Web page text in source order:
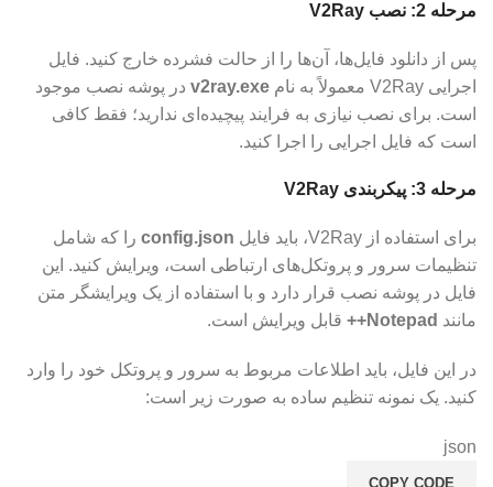
مرحله 2: نصب V2Ray
پس از دانلود فایل‌ها، آن‌ها را از حالت فشرده خارج کنید. فایل
اجرایی V2Ray معمولاً به نام
v2ray.exe در پوشه نصب موجود
است. برای نصب نیازی به فرایند پیچیده‌ای ندارید؛ فقط کافی
است که فایل اجرایی را اجرا کنید.
مرحله 3: پیکربندی V2Ray
برای استفاده از V2Ray، باید فایل config.json را که شامل
تنظیمات سرور و پروتکل‌های ارتباطی است، ویرایش کنید. این
فایل در پوشه نصب قرار دارد و با استفاده از یک ویرایشگر متن
مانند Notepad++ قابل ویرایش است.
در این فایل، باید اطلاعات مربوط به سرور و پروتکل خود را وارد
کنید. یک نمونه تنظیم ساده به صورت زیر است:
json
COPY CODE